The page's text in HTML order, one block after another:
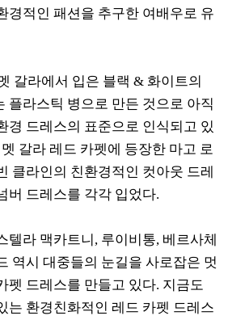
경적인 패션을 추구한 여배우로 유
갈라에서 입은 블랙 & 화이트의
플라스틱 병으로 만든 것으로 아직
경 드레스의 표준으로 인식되고 있
갈라 레드 카펫에 등장한 마고 로
클라인의 친환경적인 컷아웃 드레
버 드레스를 각각 입었다.
텔라 맥카트니, 루이비통, 베르사체
역시 대중들의 눈길을 사로잡은 멋
펫 드레스를 만들고 있다. 지금도
는 환경친화적인 레드 카펫 드레스